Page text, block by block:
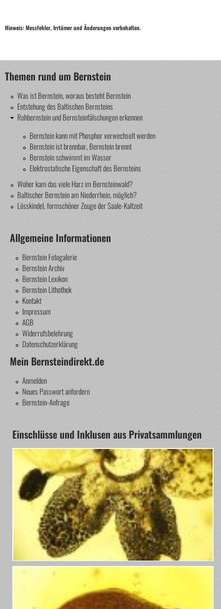
Hinweis: Messfehler, Irrtümer und Änderungen vorbehalten.
Themen rund um Bernstein
Was ist Bernstein, woraus besteht Bernstein
Entstehung des Baltischen Bernsteins
Rohbernstein und Bernsteinfälschungen erkennen
Bernstein kann mit Phosphor verwechselt werden
Bernstein ist brennbar, Bernstein brennt
Bernstein schwimmt im Wasser
Elektrostatische Eigenschaft des Bernsteins
Woher kam das viele Harz im Bernsteinwald?
Baltischer Bernstein am Niederrhein, möglich?
Lösskindel, formschöner Zeuge der Saale-Kaltzeit
Allgemeine Informationen
Bernstein Fotogalerie
Bernstein Archiv
Bernstein Lexikon
Bernstein Lithothek
Kontakt
Impressum
AGB
Widerrufsbelehrung
Datenschutzerklärung
Mein Bernsteindirekt.de
Anmelden
Neues Passwort anfordern
Bernstein-Anfrage
Einschlüsse und Inklusen aus Privatsammlungen